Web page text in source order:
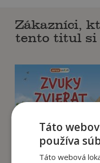
Zákazníci,
tento titul
15,99
9 ,95
Táto
používa
Táto webová